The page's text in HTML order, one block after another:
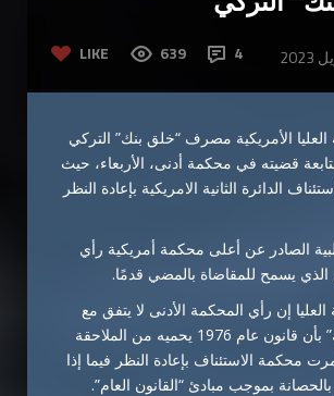
LIKE 639 4
الأمريكية مصرف “خلق بنك” التركي
قضيته في محكمة أدنى، الأربعاء، حيث
الدائرة الثانية الامريكية بإعادة النظر
الصادر عن أعلى محكمة أمريكية رأي
الذي يسمح للمقاضاة بالمضي قدمًا.
إن رأي المحكمة الأدنى لا يتفق مع
ادعاء “خلق بنك” بأن قانون عام 1976 يحميه من الملاحقة
محكمة الاستئناف بإعادة النظر فيما إذا
بالحصانة بموجب مبادئ “القانون العام”.